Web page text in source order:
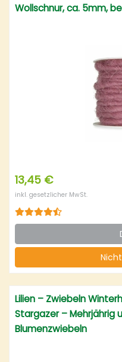
Wollschnur, ca. 5mm,
13,45 €
inkl. gesetzlicher MwSt.
Lilien – Zwiebeln
Stargazer – Mehrjährig
Blumenzwiebeln